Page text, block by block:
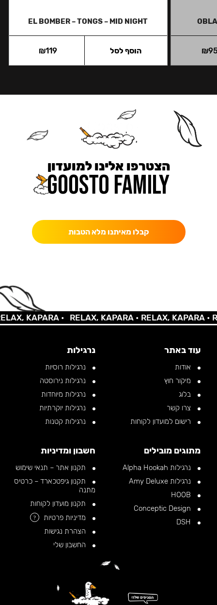
₪
EL BOMBER – TONGS – MID NIGHT
₪119 הוסף לסל
הצטרפו אלינו למועדון
קבלו מאיתנו מלא הטבות
KAPARA • RELAX, KAPARA •RELAX, KAPARA •
עוד באתר
אודות
מיקור חוץ
בלוג
צרו קשר
רישום למועדון לקוחות
נרגילות
נרגילות רוסיות
נרגילות נירוסטה
נרגילות מיוחדות
נרגילות יוקרתיות
נרגילות קטנות
מתוגים מובילים
נרגילות Alpha Hookah
נרגילות Amy Deluxe
חשבון ומדיניות
תקנון אתר – תנאי שימוש
תקנון גיפטכארד – כרטיס
מתנה
תקנון מועדון לקוחות
מדיניות פרטיות
?
הצהרת נגישות
החשבון שלי